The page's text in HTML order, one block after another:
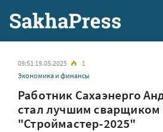
09:51 19.05.2025
1
Экономика и финансы
Работник Сахаэнерго
стал лучшим сварщиком
"Строймастер-2025"